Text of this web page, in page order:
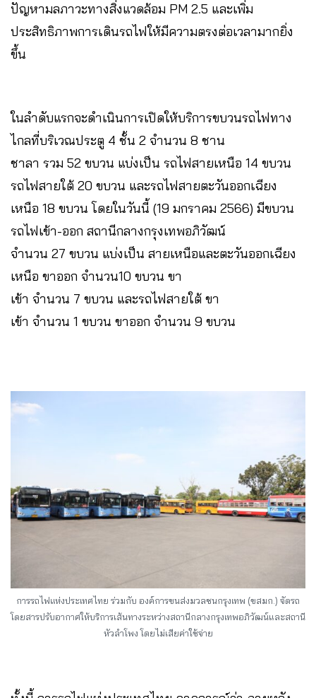
ปัญหามลภาวะทางสิ่งแวดล้อม PM 2.5 และเพิ่ม
ประสิทธิภาพการเดินรถไฟให้มีความตรงต่อเวลามากยิ่ง
ขึ้น
ในลำดับแรกจะดำเนินการเปิดให้บริการขบวนรถไฟทาง
ไกลที่บริเวณประตู 4 ชั้น 2 จำนวน 8 ชาน
ชาลา รวม 52 ขบวน แบ่งเป็น รถไฟสายเหนือ 14 ขบวน
รถไฟสายใต้ 20 ขบวน และรถไฟสายตะวันออกเฉียง
เหนือ 18 ขบวน โดยในวันนี้ (19 มกราคม 2566) มีขบวน
รถไฟเข้า-ออก สถานีกลางกรุงเทพอภิวัฒน์
จำนวน 27 ขบวน แบ่งเป็น สายเหนือและตะวันออกเฉียง
เหนือ ขาออก จำนวน10 ขบวน ขา
เข้า จำนวน 7 ขบวน และรถไฟสายใต้ ขา
เข้า จำนวน 1 ขบวน ขาออก จำนวน 9 ขบวน
การรถไฟแห่งประเทศไทย ร่วมกับ องค์การขนส่งมวลชนกรุงเทพ (ขสมก.) จัดรถ
โดยสารปรับอากาศให้บริการเส้นทางระหว่างสถานีกลางกรุงเทพอภิวัฒน์และสถานี
หัวลำโพง โดยไม่เสียค่าใช้จ่าย